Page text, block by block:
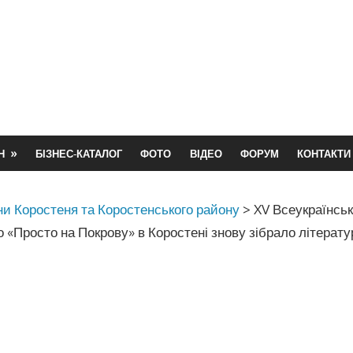
БІЗНЕС-КАТАЛОГ ФОТО ВІДЕО ФОРУМ КОНТАКТИ
Коростеня та Коростенського району > XV
на Покрову» в Коростені знову зібрало